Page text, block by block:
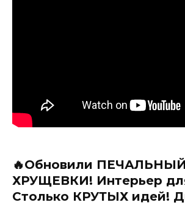
🔥Обновили
ХРУЩЕВКИ! Интерьер
Столько КРУТЫХ идей!